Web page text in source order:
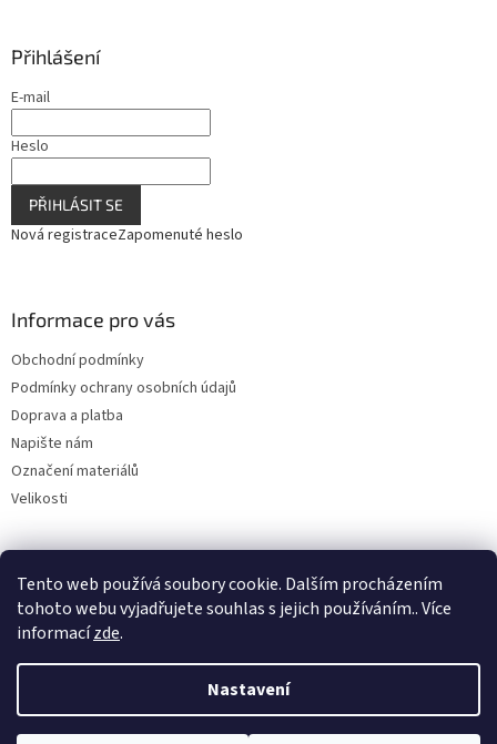
Tento web používá soubory cookie. Dalším procházením
tohoto webu vyjadřujete souhlas s jejich používáním.. Více
informacízde.
Nastavení
Přihlášení
E-mail
Heslo
PŘIHLÁSIT SE
Nová registraceZapomenuté heslo
Informace pro vás
Obchodní podmínky
Podmínky ochrany osobních údajů
Doprava a platba
Napište nám
Označení materiálů
Velikosti